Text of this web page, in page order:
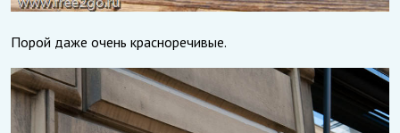
Порой даже очень красноречивые.